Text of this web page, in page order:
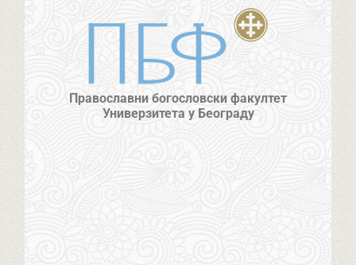
Православни богословски факултет
Универзитета у Београду